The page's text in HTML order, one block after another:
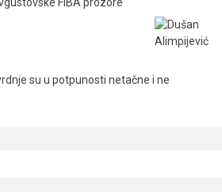
su u potpunosti netačne i ne